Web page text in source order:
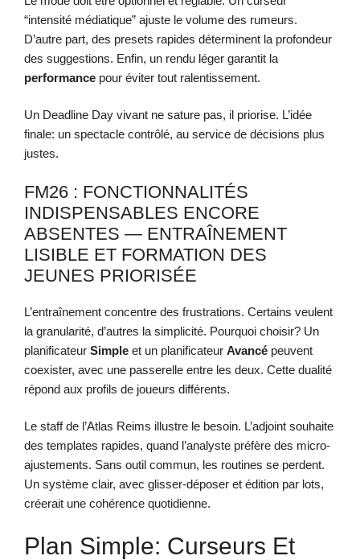
“intensité médiatique” ajuste le volume des rumeurs.
D’autre part, des presets rapides déterminent la profondeur
des suggestions. Enfin, un rendu léger garantit la
performance pour éviter tout ralentissement.
Un Deadline Day vivant ne sature pas, il priorise. L’idée
finale: un spectacle contrôlé, au service de décisions plus
justes.
FM26 : FONCTIONNALITÉS
INDISPENSABLES ENCORE
ABSENTES — ENTRAÎNEMENT
LISIBLE ET FORMATION DES
JEUNES PRIORISÉE
L’entraînement concentre des frustrations. Certains veulent
la granularité, d’autres la simplicité. Pourquoi choisir? Un
planificateur Simple et un planificateur Avancé peuvent
coexister, avec une passerelle entre les deux. Cette dualité
répond aux profils de joueurs différents.
Le staff de l’Atlas Reims illustre le besoin. L’adjoint souhaite
des templates rapides, quand l’analyste préfère des micro-
ajustements. Sans outil commun, les routines se perdent.
Un système clair, avec glisser-déposer et édition par lots,
créerait une cohérence quotidienne.
Plan Simple: Curseurs Et